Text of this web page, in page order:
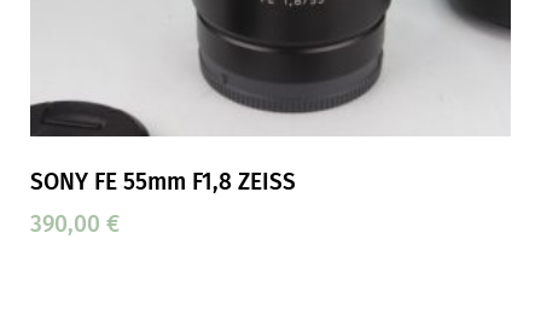
SONY FE 55mm F1,8 ZEISS
390,00 €